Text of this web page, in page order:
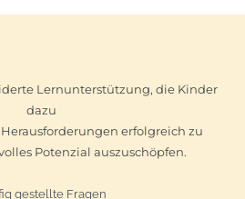
Lernunterstützung, die Kinder
dazu
erfolgreich zu
Potenzial auszuschöpfen.
gestellte Fragen